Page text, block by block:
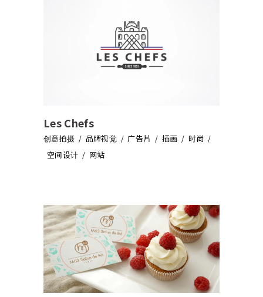
Les Chefs
创意拍摄 品牌视觉 广告片 插画
时尚
空间设计
网站